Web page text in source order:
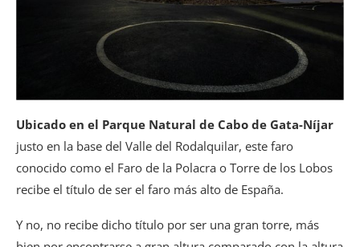
Ubicado en el Parque Natural de Cabo de Gata-Níjar
justo en la base del Valle del Rodalquilar, este faro
conocido como el Faro de la Polacra o Torre de los Lobos
recibe el título de ser el faro más alto de España.
Y no, no recibe dicho título por ser una gran torre, más